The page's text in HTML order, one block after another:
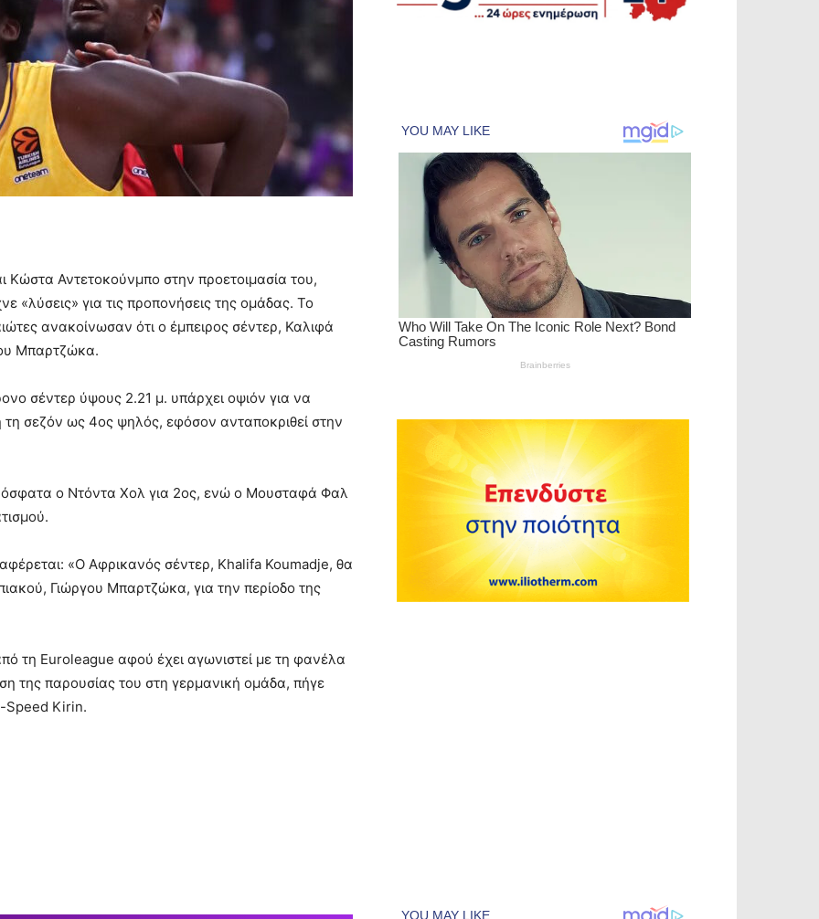
Κώστα Αντετοκούνμπο στην προετοιμασία του,
«λύσεις» για τις προπονήσεις της ομάδας. Το
ανακοίνωσαν ότι ο έμπειρος σέντερ, Καλιφά
Μπαρτζώκα.
σέντερ ύψους 2.21 μ. υπάρχει οψιόν για να
σεζόν ως 4ος ψηλός, εφόσον ανταποκριθεί στην
ο Ντόντα Χολ για 2ος, ενώ ο Μουσταφά Φαλ
«Ο Αφρικανός σέντερ, Khalifa Koumadje, θα
Γιώργου Μπαρτζώκα, για την περίοδο της
τη Euroleague αφού έχει αγωνιστεί με τη φανέλα
της παρουσίας του στη γερμανική ομάδα, πήγε
Speed Kirin.